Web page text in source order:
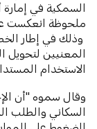
السمكية في إمارة
ملحوظة انعكست
وذلك في إطار
المعنيين لتحويل
الاستخدام
وقال سموه "أن
السكاني والطلب